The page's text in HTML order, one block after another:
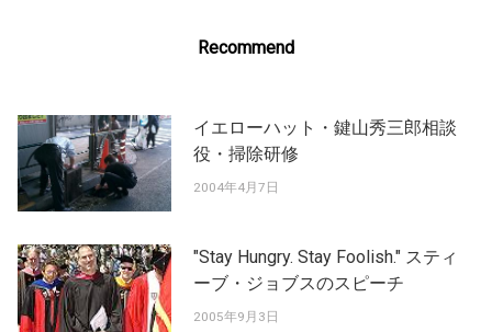
Recommend
イエローハット・鍵山秀三郎相談
役・掃除研修
2004年4月7日
"Stay Hungry. Stay Foolish." スティ
ーブ・ジョブスのスピーチ
2005年9月3日